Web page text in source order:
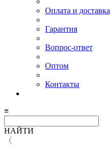
Оплата и доставка
Гарантия
Вопрос-ответ
Оптом
Контакты
≡
НАЙТИ
〈